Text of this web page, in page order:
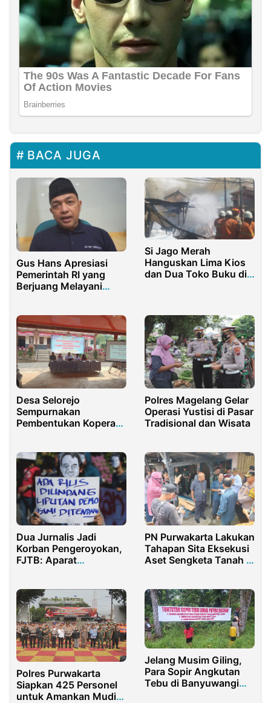
BACA JUGA
Gus Hans Apresiasi
Pemerintah RI yang
Berjuang Melayani
Si Jago Merah
Hanguskan Lima Kios
dan Dua Toko Buku di
Desa Selorejo
Sempurnakan
Pembentukan Koperasi
Polres Magelang Gelar
Operasi Yustisi di Pasar
Tradisional dan Wisata
Dua Jurnalis Jadi
Korban Pengeroyokan,
FJTB: Aparat
PN Purwakarta Lakukan
Tahapan Sita Eksekusi
Aset Sengketa Tanah di
Polres Purwakarta
Siapkan 425 Personel
untuk Amankan Mudik
Jelang Musim Giling,
Para Sopir Angkutan
Tebu di Banyuwangi